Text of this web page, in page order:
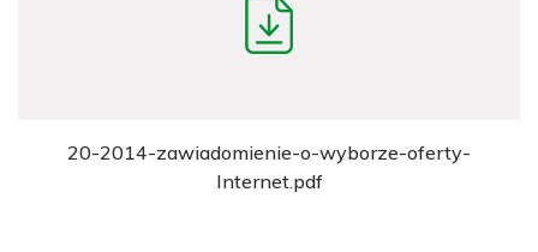
20-2014-zawiadomienie-o-wyborze-oferty-
Internet.pdf